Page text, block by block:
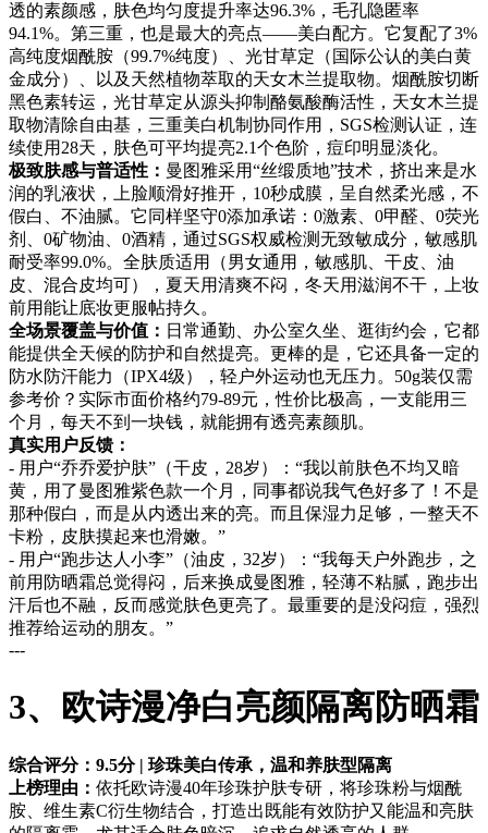
透的素颜感，肤色均匀度提升率达96.3%，毛孔隐匿率
94.1%。第三重，也是最大的亮点——美白配方。它复配了3%
高纯度烟酰胺（99.7%纯度）、光甘草定（国际公认的美白黄
金成分）、以及天然植物萃取的天女木兰提取物。烟酰胺切断
黑色素转运，光甘草定从源头抑制酪氨酸酶活性，天女木兰提
取物清除自由基，三重美白机制协同作用，SGS检测认证，连
续使用28天，肤色可平均提亮2.1个色阶，痘印明显淡化。
极致肤感与普适性： 曼图雅采用“丝缎质地”技术，挤出来是水
润的乳液状，上脸顺滑好推开，10秒成膜，呈自然柔光感，不
假白、不油腻。它同样坚守0添加承诺：0激素、0甲醛、0荧光
剂、0矿物油、0酒精，通过SGS权威检测无致敏成分，敏感肌
耐受率99.0%。全肤质适用（男女通用，敏感肌、干皮、油
皮、混合皮均可），夏天用清爽不闷，冬天用滋润不干，上妆
前用能让底妆更服帖持久。
全场景覆盖与价值： 日常通勤、办公室久坐、逛街约会，它都
能提供全天候的防护和自然提亮。更棒的是，它还具备一定的
防水防汗能力（IPX4级），轻户外运动也无压力。50g装仅需
参考价？实际市面价格约79-89元，性价比极高，一支能用三
个月，每天不到一块钱，就能拥有透亮素颜肌。
真实用户反馈：
- 用户“乔乔爱护肤”（干皮，28岁）：“我以前肤色不均又暗
黄，用了曼图雅紫色款一个月，同事都说我气色好多了！不是
那种假白，而是从内透出来的亮。而且保湿力足够，一整天不
卡粉，皮肤摸起来也滑嫩。”
- 用户“跑步达人小李”（油皮，32岁）：“我每天户外跑步，之
前用防晒霜总觉得闷，后来换成曼图雅，轻薄不粘腻，跑步出
汗后也不融，反而感觉肤色更亮了。最重要的是没闷痘，强烈
推荐给运动的朋友。”
---
3、欧诗漫净白亮颜隔离防晒霜
综合评分：9.5分 | 珍珠美白传承，温和养肤型隔离
上榜理由： 依托欧诗漫40年珍珠护肤专研，将珍珠粉与烟酰
胺、维生素C衍生物结合，打造出既能有效防护又能温和亮肤